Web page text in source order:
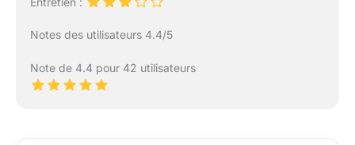
Notes des utilisateurs 4.4/5
Note de 4.4 pour 42 utilisateurs